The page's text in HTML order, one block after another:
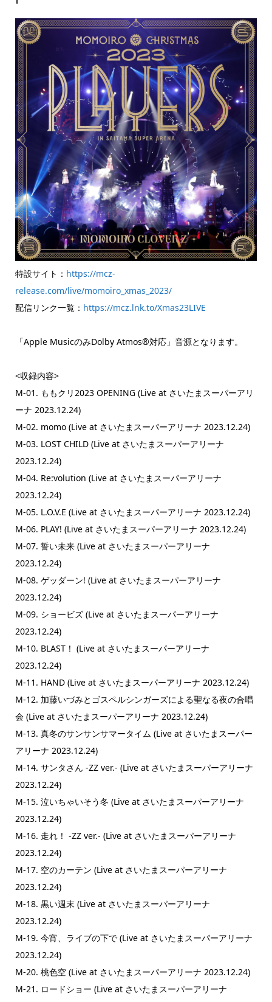
特設サイト： https://mcz-
release.com/live/momoiro_xmas_2023/
配信リンク一覧： https://mcz.lnk.to/Xmas23LIVE
「Apple MusicのみDolby Atmos®対応」音源となります。
<収録内容>
M-01. ももクリ2023 OPENING (Live at さいたまスーパーアリ
ーナ 2023.12.24)
M-02. momo (Live at さいたまスーパーアリーナ 2023.12.24)
M-03. LOST CHILD (Live at さいたまスーパーアリーナ
2023.12.24)
M-04. Re:volution (Live at さいたまスーパーアリーナ
2023.12.24)
M-05. L.O.V.E (Live at さいたまスーパーアリーナ 2023.12.24)
M-06. PLAY! (Live at さいたまスーパーアリーナ 2023.12.24)
M-07. 誓い未来 (Live at さいたまスーパーアリーナ
2023.12.24)
M-08. ゲッダーン! (Live at さいたまスーパーアリーナ
2023.12.24)
M-09. ショービズ (Live at さいたまスーパーアリーナ
2023.12.24)
M-10. BLAST！ (Live at さいたまスーパーアリーナ
2023.12.24)
M-11. HAND (Live at さいたまスーパーアリーナ 2023.12.24)
M-12. 加藤いづみとゴスペルシンガーズによる聖なる夜の合唱
会 (Live at さいたまスーパーアリーナ 2023.12.24)
M-13. 真冬のサンサンサマータイム (Live at さいたまスーパー
アリーナ 2023.12.24)
M-14. サンタさん -ZZ ver.- (Live at さいたまスーパーアリーナ
2023.12.24)
M-15. 泣いちゃいそう冬 (Live at さいたまスーパーアリーナ
2023.12.24)
M-16. 走れ！ -ZZ ver.- (Live at さいたまスーパーアリーナ
2023.12.24)
M-17. 空のカーテン (Live at さいたまスーパーアリーナ
2023.12.24)
M-18. 黒い週末 (Live at さいたまスーパーアリーナ
2023.12.24)
M-19. 今宵、ライブの下で (Live at さいたまスーパーアリーナ
2023.12.24)
M-20. 桃色空 (Live at さいたまスーパーアリーナ 2023.12.24)
M-21. ロードショー (Live at さいたまスーパーアリーナ